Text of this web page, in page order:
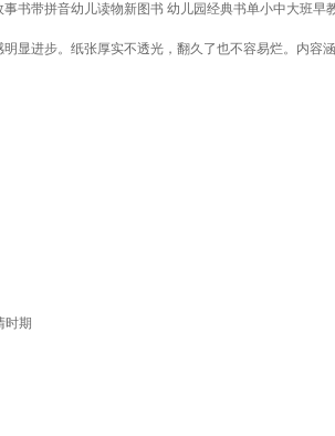
书带拼音幼儿读物新图书 幼儿园经典书单小中大班早
显进步。纸张厚实不透光，翻久了也不容易烂。内容
时期